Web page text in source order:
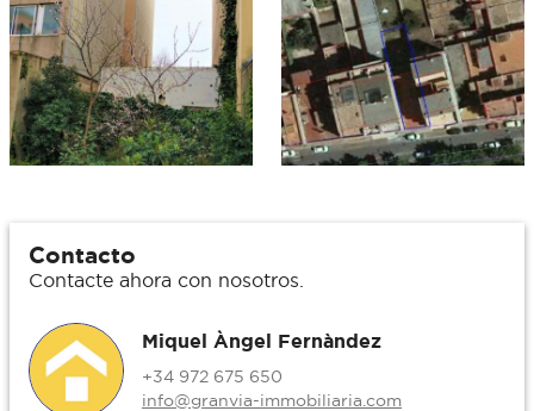
Contacto
Contacte ahora con nosotros.
Miquel Àngel Fernàndez
+34 972 675 650
info@granvia-immobiliaria.com